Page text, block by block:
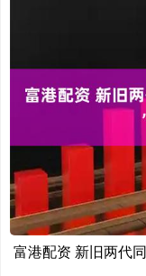
富港配资 新旧两代